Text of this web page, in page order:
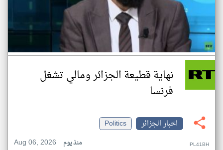
نهاية قطيعة الجزائر ومالي تشغل
فرنسا
اخبار الجزائر
Politics
Aug 06, 2026
منذ يوم PL41BH